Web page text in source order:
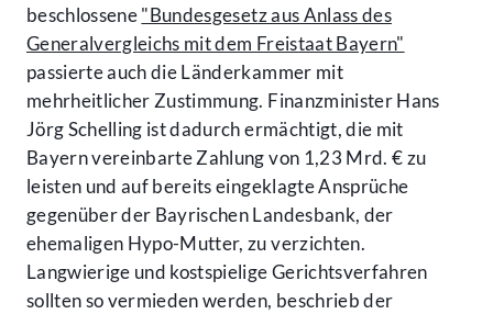
beschlossene"Bundesgesetz aus Anlass des
Generalvergleichs mit dem Freistaat Bayern"
passierte auch die Länderkammer mit
mehrheitlicher Zustimmung. Finanzminister Hans
Jörg Schelling ist dadurch ermächtigt, die mit
Bayern vereinbarte Zahlung von 1,23 Mrd. € zu
leisten und auf bereits eingeklagte Ansprüche
gegenüber der Bayrischen Landesbank, der
ehemaligen Hypo-Mutter, zu verzichten.
Langwierige und kostspielige Gerichtsverfahren
sollten so vermieden werden, beschrieb der